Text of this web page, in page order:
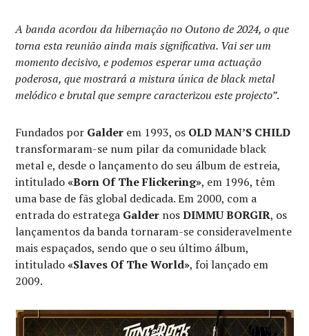
A banda acordou da hibernação no Outono de 2024, o que
torna esta reunião ainda mais significativa. Vai ser um
momento decisivo, e podemos esperar uma actuação
poderosa, que mostrará a mistura única de black metal
melódico e brutal que sempre caracterizou este projecto”.
Fundados por Galder em 1993, os OLD MAN’S CHILD
transformaram-se num pilar da comunidade black
metal e, desde o lançamento do seu álbum de estreia,
intitulado«Born Of The Flickering», em 1996, têm
uma base de fãs global dedicada. Em 2000, com a
entrada do estratega Galder nosDIMMU BORGIR, os
lançamentos da banda tornaram-se consideravelmente
mais espaçados, sendo que o seu último álbum,
intitulado«Slaves Of The World», foi lançado em
2009.